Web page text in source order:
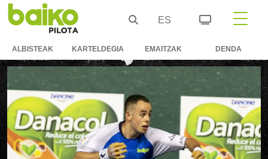
ES
ALBISTEAK KARTELDEGIA EMAITZAK DENDA